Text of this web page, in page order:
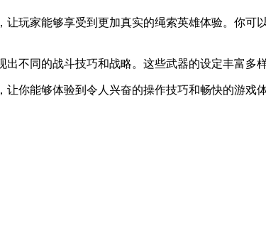
家能够享受到更加真实的绳索英雄体验。你可
同的战斗技巧和战略。这些武器的设定丰富多
能够体验到令人兴奋的操作技巧和畅快的游戏